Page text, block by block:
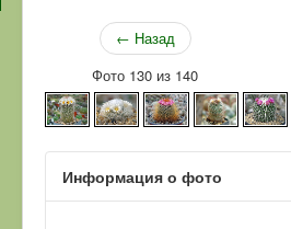
← Назад
Фото 130 из 140
Информация о фото